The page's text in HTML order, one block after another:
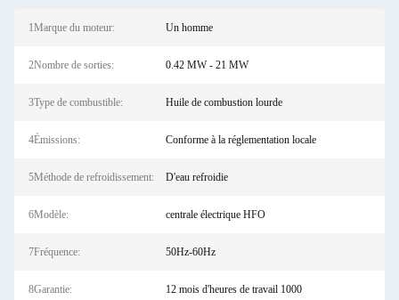
1Marque du moteur: Un homme
2Nombre de sorties: 0.42 MW - 21 MW
3Type de combustible: Huile de combustion lourde
4Émissions: Conforme à la réglementation locale
5Méthode de refroidissement: D'eau refroidie
6Modèle: centrale électrique HFO
7Fréquence: 50Hz-60Hz
8Garantie: 12 mois d'heures de travail 1000